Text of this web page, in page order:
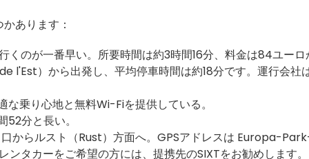
あります：
くのが一番早い。所要時間は約3時間16分、料金は84ユーロ
l'Est）から出発し、平均停車時間は約18分です。運行会社
乗り心地と無料Wi-Fiを提供している。
分と長い。
からルスト（Rust）方面へ。GPSアドレスは Europa-
タカーをご希望の方には、提携先のSIXTをお勧めします。